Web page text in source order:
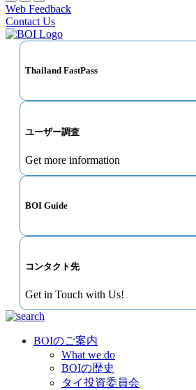
Web Feedback
Contact Us
Thailand FastPass
ユーザー調査
Get more information
BOI Guide
コンタクト先
Get in Touch with Us!
BOIのご案内
What we do
BOIの歴史
タイ投資委員会